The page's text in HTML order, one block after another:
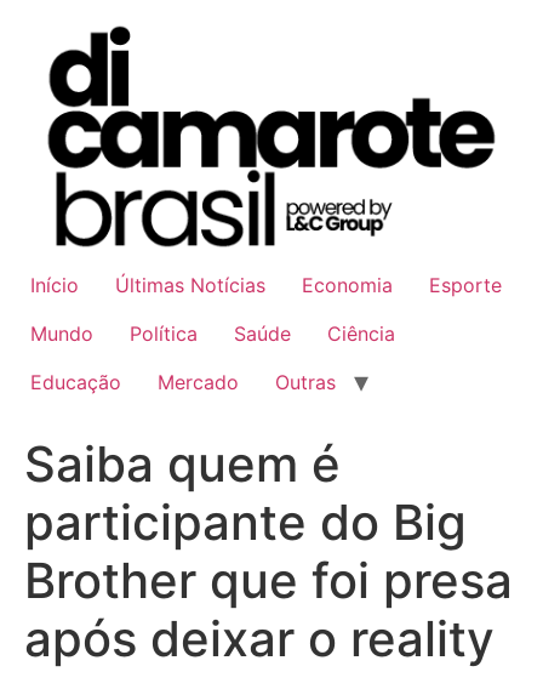
conteúdo
Início Últimas Notícias Economia
Esporte
Mundo
Política Saúde
Ciência
Educação
Mercado Outras
Saiba quem é
participante do Big
Brother que foi presa
após deixar o reality